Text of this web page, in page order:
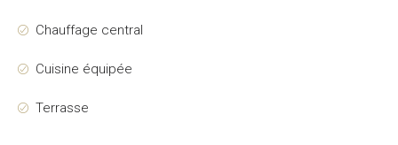
Chauffage central
Cuisine équipée
Terrasse